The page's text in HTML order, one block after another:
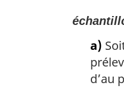
a)
d’au